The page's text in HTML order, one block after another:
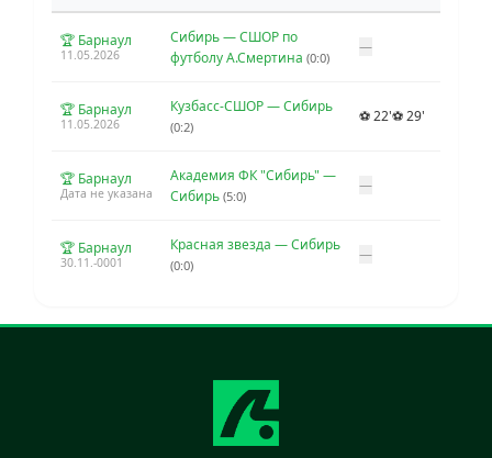
🏆 Барнаул
11.05.2026
Сибирь — СШОР по
футболу А.Смертина (0:0)
—
🏆 Барнаул
11.05.2026
Кузбасс-СШОР — Сибирь
(0:2)
⚽ 22'⚽ 29'
🏆 Барнаул
Дата не указана
Академия ФК "Сибирь" —
Сибирь (5:0)
—
🏆 Барнаул
30.11.-0001
Красная звезда — Сибирь
(0:0)
—